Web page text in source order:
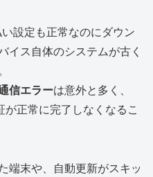
設定も正常なのにダウン
イス自体のシステムが古く
信エラーは意外と多く、
正常に完了しなくなるこ
端末や、自動更新がスキッ